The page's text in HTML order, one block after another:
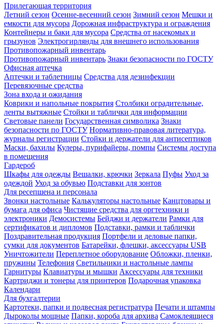
Прилегающая территория
Летний сезон Осенне-весенний сезон Зимний сезон Мешки и
емкости для мусора Дорожная инфраструктура и ограждения
Контейнеры и баки для мусора Средства от насекомых и
грызунов Электрогирлянды для внешнего использования
Противопожарный инвентарь
Противопожарный инвентарь Знаки безопасности по ГОСТУ
Офисная аптечка
Аптечки и таблетницы Средства для дезинфекции
Перевязочные средства
Зона входа и ожидания
Коврики и напольные покрытия Столбики оградительные,
ленты вытяжные Стойки и таблички для информации
Световые панели Государственная символика Знаки
безопасности по ГОСТУ Нормативно-правовая литература,
журналы регистрации Стойки и держатели для антисептиков
Маски, бахилы Кулеры, пурифайеры, помпы Системы доступа
в помещения
Гардероб
Шкафы для одежды Вешалки, крючки Зеркала Пуфы Уход за
одеждой Уход за обувью Подставки для зонтов
Для ресепшена и персонала
Звонки настольные Калькуляторы настольные Канцтовары и
бумага для офиса Чистящие средства для оргтехники и
электроники Демосистемы Бейджи и держатели Рамки для
сертификатов и дипломов Подставки, рамки и таблички
Поздравительная продукция Портфели и деловые папки,
сумки для документов Батарейки, флешки, аксессуары USB
Уничтожители Переплетное оборудование Обложки, пленки,
пружины Телефония Светильники и настольные лампы
Гарнитуры Клавиатуры и мышки Аксессуары для техники
Картриджи и тонеры для принтеров Подарочная упаковка
Календари
Для бухгалтерии
Картотеки, папки и подвесная регистратура Печати и штампы
Дыроколы мощные Папки, короба для архива Самоклеящиеся